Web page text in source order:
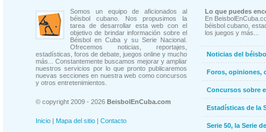
Somos un equipo de aficionados al
béisbol cubano. Nos propusimos la
tarea de desarrollar esta web con el
objetivo de brindar información sobre el
Béisbol en Cuba y su Serie Nacional.
Ofrecemos noticias, reportajes,
estadísticas, foros de debate, juegos online y mucho
más... Constantemente buscamos mejorar y ampliar
nuestros servicios por lo que pronto publicaremos
nuevas secciones en nuestra web como concursos
y otros entretenimientos.
© copyright 2009 - 2026 BeisbolEnCuba.com
Inicio | Mapa del sitio | Contacto
Lo que puedes
En
béisbol cubano,
los juegos y más...
Noticias del
Foros, opiniones,
Concursos sobre
Estadísticas de la
Serie 50, la Serie